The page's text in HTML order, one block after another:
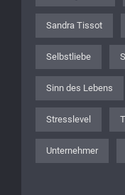
Sandra Tissot
Selbstliebe
Sinn des Lebens
Stresslevel
Unternehmer